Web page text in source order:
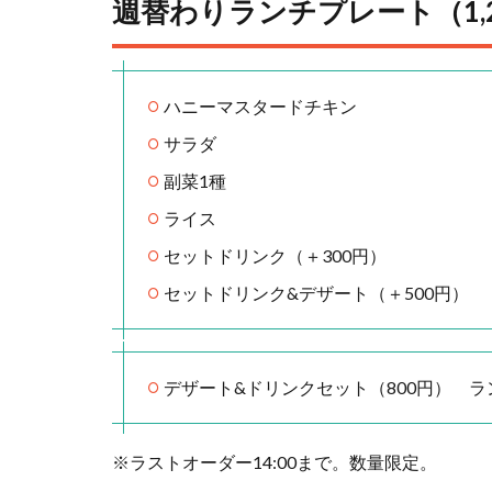
週替わりランチプレート（
ハニーマスタードチキン
サラダ
副菜1種
ライス
セットドリンク（＋300円）
セットドリンク&デザート（＋500円）
デザート&ドリンクセット（800円） ラ
※ラストオーダー14:00まで。数量限定。